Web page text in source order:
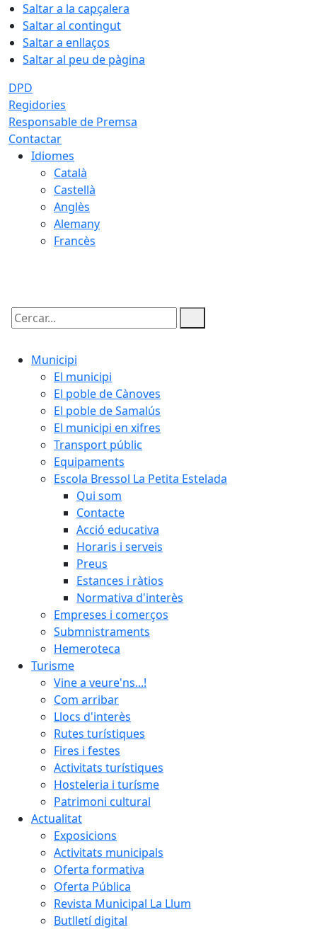
Saltar a la capçalera
Saltar al contingut
Saltar a enllaços
Saltar al peu de pàgina
DPD
Regidories
Responsable de Premsa
Contactar
Idiomes
Català
Castellà
Anglès
Alemany
Francès
Cercar:
Municipi
El municipi
El poble de Cànoves
El poble de Samalús
El municipi en xifres
Transport públic
Equipaments
Escola Bressol La Petita Estelada
Qui som
Contacte
Acció educativa
Horaris i serveis
Preus
Estances i ràtios
Normativa d'interès
Empreses i comerços
Submnistraments
Hemeroteca
Turisme
Vine a veure'ns...!
Com arribar
Llocs d'interès
Rutes turístiques
Fires i festes
Activitats turístiques
Hosteleria i turísme
Patrimoni cultural
Actualitat
Exposicions
Activitats municipals
Oferta formativa
Oferta Pública
Revista Municipal La Llum
Butlletí digital